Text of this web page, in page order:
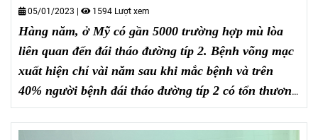
05/01/2023 1594 Lượt xem
Hàng năm, ở Mỹ có gần 5000 trường hợp mù lòa
liên quan đến đái tháo đường típ 2. Bệnh võng mạc
xuất hiện chỉ vài năm sau khi mắc bệnh và trên
40% người bệnh đái tháo đường típ 2 có tổn thương
võng mạc ở các mức độ khác nhau sau 20 năm kể
từ khi bệnh được phát hiện, trongđó 8% có nguy cơ